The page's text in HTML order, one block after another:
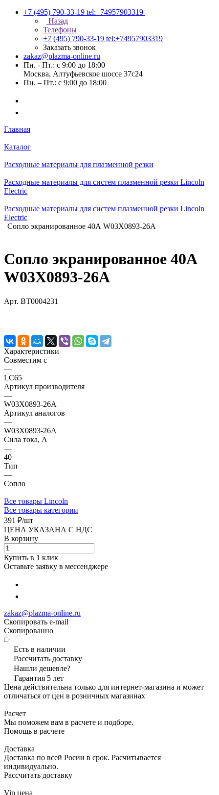
+7 (495) 790-33-19 tel:+74957903319
Назад
Телефоны
+7 (495) 790-33-19 tel:+74957903319
Заказать звонок
zakaz@plazma-online.ru
Пн. - Пт.: с 9:00 до 18:00
Москва, Алтуфьевское шоссе 37с24
Пн. – Пт.: с 9:00 до 18:00
Главная
Каталог
Расходные материалы для плазменной резки
Расходные материалы для систем плазменной резки Lincoln
Electric
Расходные материалы для систем плазменной резки Lincoln
Electric
Сопло экранированное 40А W03X0893-26A
Сопло экранированное 40А
W03X0893-26A
Арт. BT0004231
Характеристики
Совместим с
—
LC65
Артикул производителя
—
W03X0893-26A
Артикул аналогов
—
W03X0893-26A
Сила тока, А
—
40
Тип
—
Сопло
Все товары Lincoln
Все товары категории
391 ₽/шт
ЦЕНА УКАЗАНА С НДС
В корзину
Купить в 1 клик
Оставьте заявку в мессенджере
zakaz@plazma-online.ru
Скопировать e-mail
Cкопированно
Есть в наличии
Рассчитать доставку
Нашли дешевле?
Гарантия 5 лет
Цена действительна только для интернет-магазина и может
отличаться от цен в розничных магазинах
Расчет
Мы поможем вам в расчете и подборе.
Помощь в расчете
Доставка
Доставка по всей Росии в срок. Расчитывается
индивидуально.
Рассчитать доставку
Vip цена